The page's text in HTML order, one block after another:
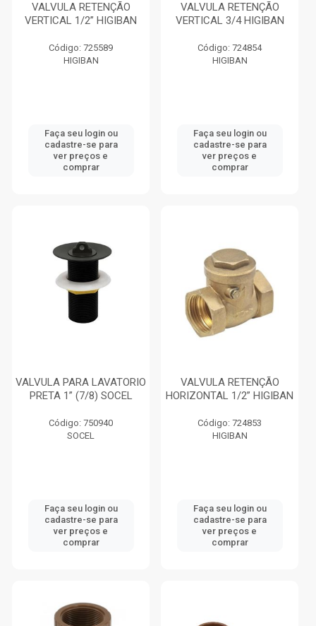
VALVULA RETENÇÃO
VERTICAL 1/2” HIGIBAN
Código: 725589
HIGIBAN
Faça seu login ou
cadastre-se para
ver preços e
comprar
VALVULA RETENÇÃO
VERTICAL 3/4 HIGIBAN
Código: 724854
HIGIBAN
Faça seu login ou
cadastre-se para
ver preços e
comprar
VALVULA PARA LAVATORIO
PRETA 1” (7/8) SOCEL
Código: 750940
SOCEL
Faça seu login ou
cadastre-se para
ver preços e
comprar
VALVULA RETENÇÃO
HORIZONTAL 1/2” HIGIBAN
Código: 724853
HIGIBAN
Faça seu login ou
cadastre-se para
ver preços e
comprar